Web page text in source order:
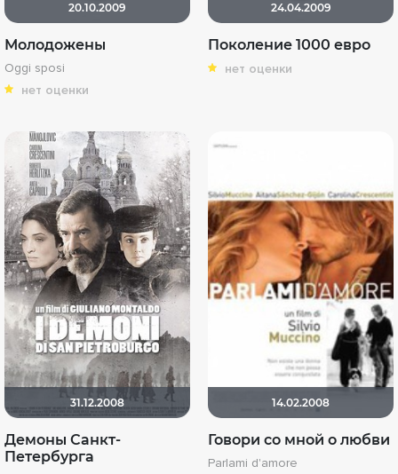
20.10.2009
Молодожены
Oggi sposi
нет оценки
24.04.2009
Поколение 1000 евро
нет оценки
31.12.2008
Демоны Санкт-
Петербурга
14.02.2008
Говори со мной о любви
Parlami d'amore